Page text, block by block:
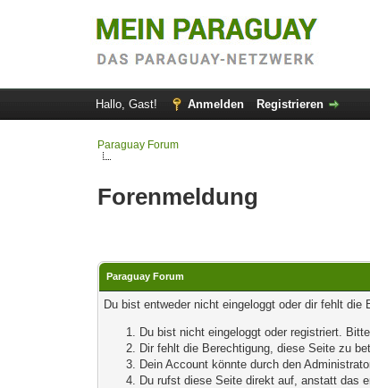
Hallo, Gast! Anmelden Registrieren
Paraguay Forum
Forenmeldung
Paraguay Forum
Du bist entweder nicht eingeloggt oder dir fehlt
Du bist nicht eingeloggt oder registriert.
Dir fehlt die Berechtigung, diese Seite zu
Dein Account könnte durch den
Du rufst diese Seite direkt auf, anstatt das